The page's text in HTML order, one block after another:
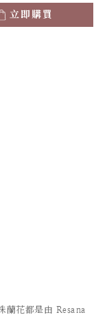
立即購買
蘭花都是由 Resana